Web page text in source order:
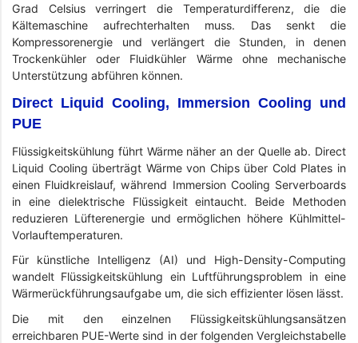
Grad Celsius verringert die Temperaturdifferenz, die die
Kältemaschine aufrechterhalten muss. Das senkt die
Kompressorenergie und verlängert die Stunden, in denen
Trockenkühler oder Fluidkühler Wärme ohne mechanische
Unterstützung abführen können.
Direct Liquid Cooling, Immersion Cooling und
PUE
Flüssigkeitskühlung führt Wärme näher an der Quelle ab. Direct
Liquid Cooling überträgt Wärme von Chips über Cold Plates in
einen Fluidkreislauf, während Immersion Cooling Serverboards
in eine dielektrische Flüssigkeit eintaucht. Beide Methoden
reduzieren Lüfterenergie und ermöglichen höhere Kühlmittel-
Vorlauftemperaturen.
Für künstliche Intelligenz (AI) und High-Density-Computing
wandelt Flüssigkeitskühlung ein Luftführungsproblem in eine
Wärmerückführungsaufgabe um, die sich effizienter lösen lässt.
Die mit den einzelnen Flüssigkeitskühlungsansätzen
erreichbaren PUE-Werte sind in der folgenden Vergleichstabelle